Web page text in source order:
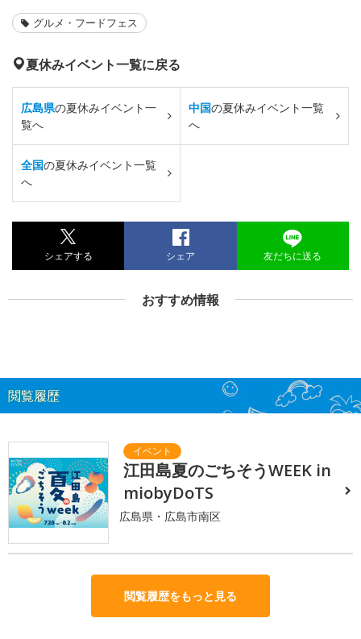
グルメ・フードフェス
夏休みイベント一覧に戻る
広島県の夏休みイベント一
覧へ
中国の夏休みイベント一覧
へ
全国の夏休みイベント一覧
へ
シェアする シェア 友だちに送る
おすすめ情報
閲覧履歴
江田島夏のごちそうWEEK in
miobyDoTS
広島県・広島市南区
閲覧履歴をもっと見る